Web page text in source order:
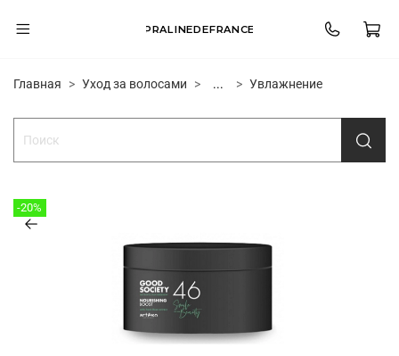
PRALINEDEFRANCE
Главная Уход за волосами ... Увлажнение
-20%